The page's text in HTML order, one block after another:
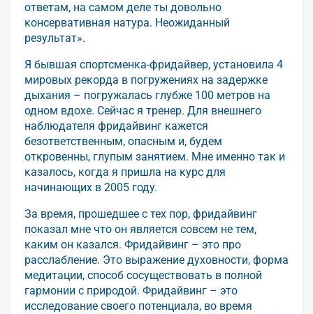
ответам, на самом деле ты довольно
консервативная натура. Неожиданный
результат».
Я бывшая спортсменка-фридайвер, установила 4
мировых рекорда в погружениях на задержке
дыхания – погружалась глубже 100 метров на
одном вдохе. Сейчас я тренер. Для внешнего
наблюдателя фридайвинг кажется
безответственным, опасным и, будем
откровенны, глупым занятием. Мне именно так и
казалось, когда я пришла на курс для
начинающих в 2005 году.
За время, прошедшее с тех пор, фридайвинг
показал мне что он является совсем не тем,
каким он казался. Фридайвинг – это про
расслабление. Это выражение духовности, форма
медитации, способ сосуществовать в полной
гармонии с природой. Фридайвинг – это
исследование своего потенциала, во время